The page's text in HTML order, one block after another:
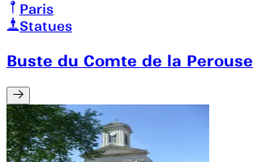
Paris
Statues
Buste du Comte de la Perouse